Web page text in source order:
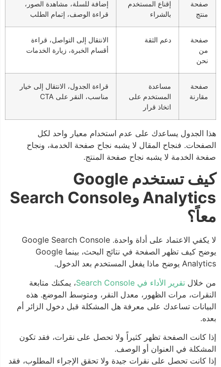
صفحة
منتج
إقناع المستخدم
بالشراء
إضافة للسلة، مشاهدة الصور،
قراءة الوصف، إتمام الطلب
صفحة
من
نحن
دعم الثقة
الانتقال إلى التواصل، قراءة
أقسام الخبرة، زيارة الخدمات
صفحة
مقارنة
مساعدة
المستخدم على
اتخاذ قرار
قراءة الجدول، الانتقال إلى خيار
مناسب، النقر على CTA
هذا الجدول يساعدك على عدم استخدام معيار واحد لكل
الصفحات. فنجاح المقال لا يشبه نجاح صفحة الخدمة، ونجاح
صفحة الخدمة لا يشبه نجاح صفحة المنتج.
كيف تستخدم Google
Analytics وSearch Console
معاً؟
لا يكفي الاعتماد على أداة واحدة. Google Search Console
يوضح كيف تظهر الصفحة في نتائج البحث، بينما Google
Analytics يوضح ماذا يفعل المستخدم بعد الدخول.
من خلال
تقرير الأداء في Search Console
، يمكنك متابعة
النقرات، مرات الظهور، معدل النقر، ومتوسط الموضع. هذه
البيانات تساعدك على معرفة هل المشكلة قبل دخول الزائر أم
بعده.
إذا كانت الصفحة تظهر كثيراً ولا تحصل على نقرات، فقد تكون
المشكلة في العنوان أو الوصف.
إذا كانت تحصل على نقرات جيدة ولا تحقق الإجراء المطلوب، فقد